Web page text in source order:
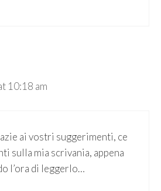
10:18 am
ai vostri suggerimenti, ce
sulla mia scrivania, appena
l’ora di leggerlo…